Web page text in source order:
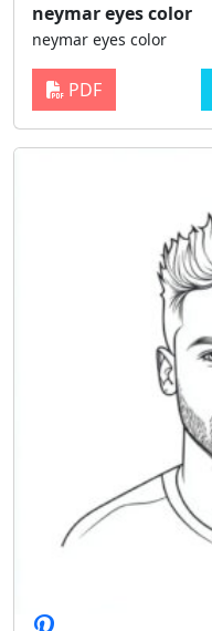
neymar eyes color
neymar eyes color
PDF